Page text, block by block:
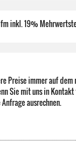
inkl. 19%
Preise immer auf
Sie mit uns in
ausrechnen.